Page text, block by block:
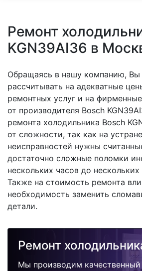
Ремонт
KGN39AI36 в
Обращаясь в нашу компанию,
рассчитывать на адекватные
ремонтных услуг и на
от производителя Bosch
ремонта холодильника Bosch
от сложности, так как на
неисправностей нужны
достаточно сложные поломки
нескольких часов до
Также на стоимость ремонта
необходимость заменить
детали.
Ремонт
Мы производим